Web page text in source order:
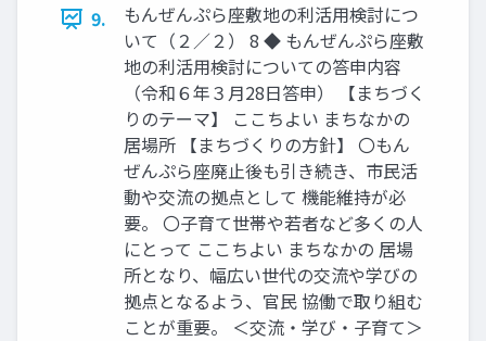
9.
もんぜんぷら座敷地の利活用検討につ
いて（２／２） 8 ◆ もんぜんぷら座敷
地の利活用検討についての答申内容
（令和６年３月28日答申） 【まちづく
りのテーマ】 ここちよい まちなかの
居場所 【まちづくりの方針】 〇もん
ぜんぷら座廃止後も引き続き、市民活
動や交流の拠点として 機能維持が必
要。 〇子育て世帯や若者など多くの人
にとって ここちよい まちなかの 居場
所となり、幅広い世代の交流や学びの
拠点となるよう、官民 協働で取り組む
ことが重要。 ＜交流・学び・子育て＞